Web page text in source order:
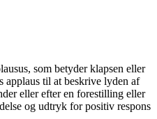
som betyder klapsen eller
applaus til at beskrive lyden af
eller efter en forestilling eller
og udtryk for positiv respons